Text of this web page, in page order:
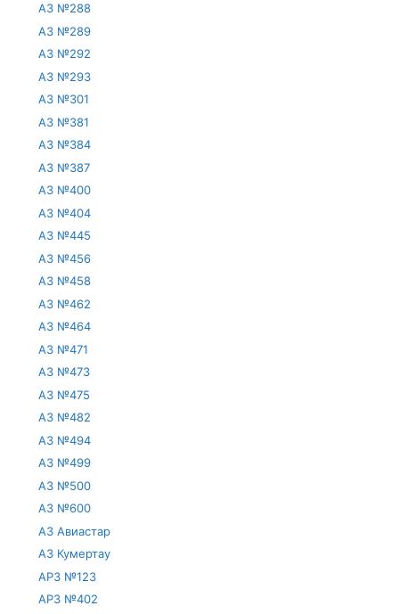
АЗ №288
АЗ №289
АЗ №292
АЗ №293
АЗ №301
АЗ №381
АЗ №384
АЗ №387
АЗ №400
АЗ №404
АЗ №445
АЗ №456
АЗ №458
АЗ №462
АЗ №464
АЗ №471
АЗ №473
АЗ №475
АЗ №482
АЗ №494
АЗ №499
АЗ №500
АЗ №600
АЗ Авиастар
АЗ Кумертау
АРЗ №123
АРЗ №402